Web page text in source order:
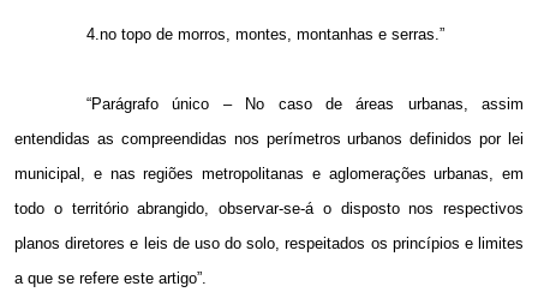
4.no topo de morros, montes, montanhas e serras.”
“Parágrafo único – No caso de áreas urbanas, assim
entendidas as compreendidas nos perímetros urbanos definidos por lei
municipal, e nas regiões metropolitanas e aglomerações urbanas, em
todo o território abrangido, observar-se-á o disposto nos respectivos
planos diretores e leis de uso do solo, respeitados os princípios e limites
a que se refere este artigo”.